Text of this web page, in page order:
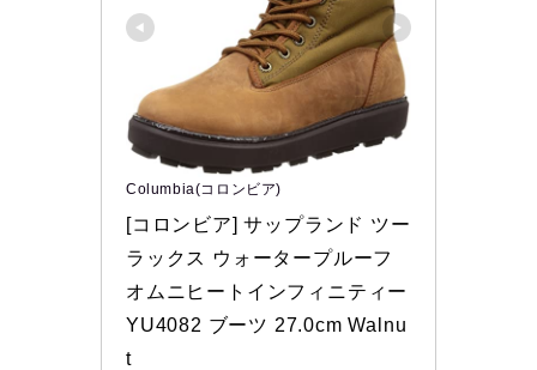
Columbia(コロンビア)
[コロンビア] サップランド ツー
ラックス ウォータープルーフ
オムニヒートインフィニティー
YU4082 ブーツ 27.0cm Walnu
t